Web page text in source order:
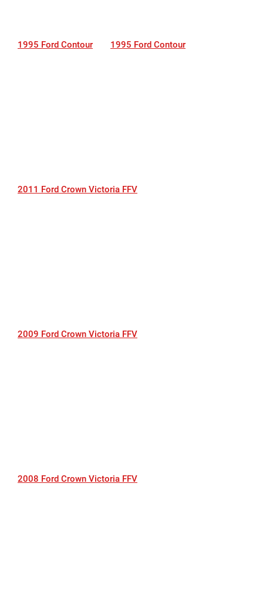
1995 Ford Contour 1995 Ford Contour
2011 Ford Crown Victoria FFV
2009 Ford Crown Victoria FFV
2008 Ford Crown Victoria FFV